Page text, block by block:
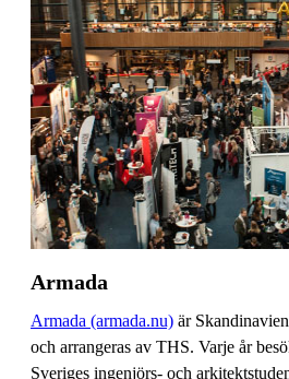
Armada
Armada (armada.nu) är
och arrangeras av THS. Varje år
Sveriges ingenjörs- och